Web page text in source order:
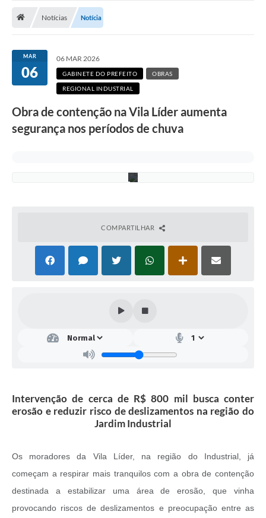
Notícias Notícia
MAR
06
06 MAR 2026
GABINETE DO PREFEITO OBRAS
REGIONAL INDUSTRIAL
Obra de contenção na Vila Líder aumenta
segurança nos períodos de chuva
S
a
l
m
COMPARTILHAR
Intervenção de cerca de R$ 800 mil busca conter
erosão e reduzir risco de deslizamentos na região do
Jardim Industrial
Os moradores da Vila Líder, na região do Industrial, já
começam a respirar mais tranquilos com a obra de contenção
destinada a estabilizar uma área de erosão, que vinha
provocando riscos de deslizamentos e preocupação entre as